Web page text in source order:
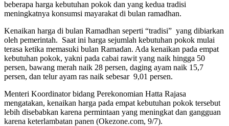
beberapa harga kebutuhan pokok dan yang kedua tradisi
meningkatnya konsumsi mayarakat di bulan ramadhan.
Kenaikan harga di bulan Ramadhan seperti “tradisi” yang dibiarkan
oleh pemerintah. Saat ini harga sejumlah kebutuhan pokok mulai
terasa ketika memasuki bulan Ramadan. Ada kenaikan pada empat
kebutuhan pokok, yakni pada cabai rawit yang naik hingga 50
persen, bawang merah naik 28 persen, daging ayam naik 15,7
persen, dan telur ayam ras naik sebesar 9,01 persen.
Menteri Koordinator bidang Perekonomian Hatta Rajasa
mengatakan, kenaikan harga pada empat kebutuhan pokok tersebut
lebih disebabkan karena permintaan yang meningkat dan gangguan
karena keterlambatan panen (Okezone.com, 9/7).